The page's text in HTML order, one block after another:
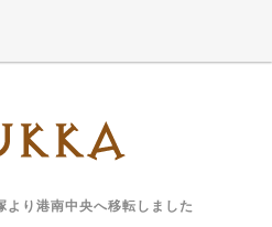
り港南中央へ移転しました